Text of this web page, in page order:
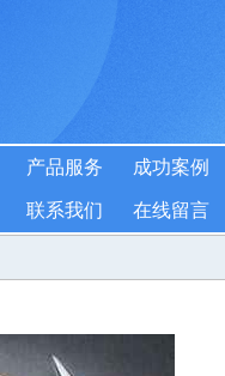
产品服务 成功案例
联系我们 在线留言